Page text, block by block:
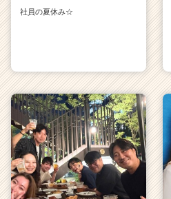
社員の夏休み☆